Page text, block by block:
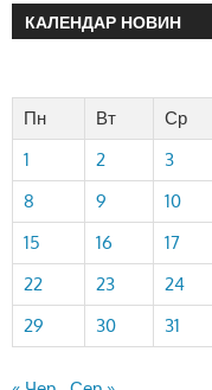
КАЛЕНДАР НОВИН
Пн
Вт Ср
1
2 3
8
9 10
15
16 17
22
23 24
29
30 31